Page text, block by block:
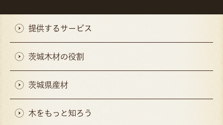
提供するサービス
茨城木材の役割
茨城県産材
木をもっと知ろう